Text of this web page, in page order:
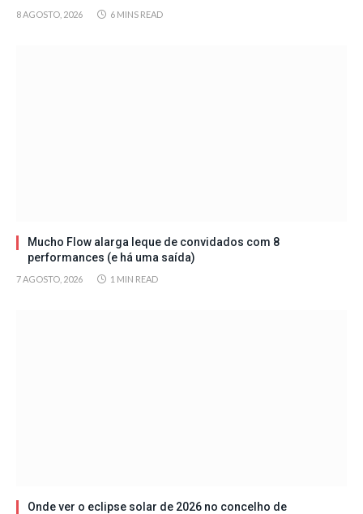
8 AGOSTO, 2026 6 MINS READ
Mucho Flow alarga leque de convidados com 8
performances (e há uma saída)
7 AGOSTO, 2026 1 MIN READ
Onde ver o eclipse solar de 2026 no concelho de